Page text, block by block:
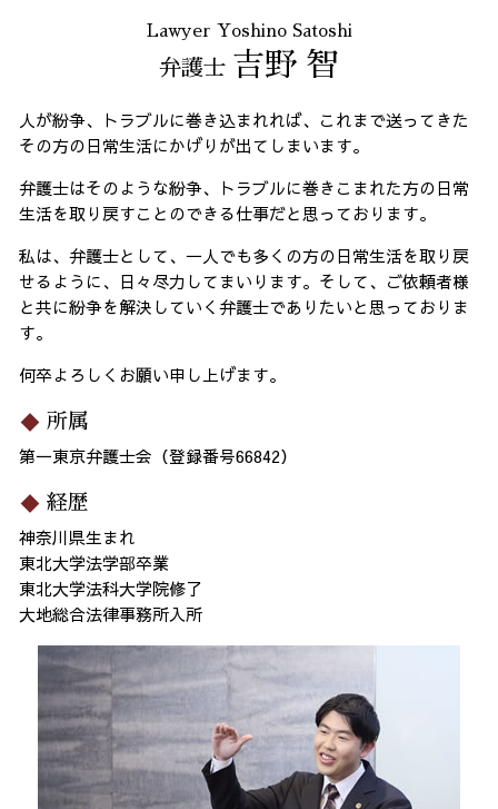
Lawyer Yoshino Satoshi
弁護士 吉野 智
人が紛争、トラブルに巻き込まれれば、これまで送ってきた
その方の日常生活にかげりが出てしまいます。
弁護士はそのような紛争、トラブルに巻きこまれた方の日常
生活を取り戻すことのできる仕事だと思っております。
私は、弁護士として、一人でも多くの方の日常生活を取り戻
せるように、日々尽力してまいります。そして、ご依頼者様
と共に紛争を解決していく弁護士でありたいと思っておりま
す。
何卒よろしくお願い申し上げます。
所属
第一東京弁護士会（登録番号66842）
経歴
神奈川県生まれ
東北大学法学部卒業
東北大学法科大学院修了
大地総合法律事務所入所